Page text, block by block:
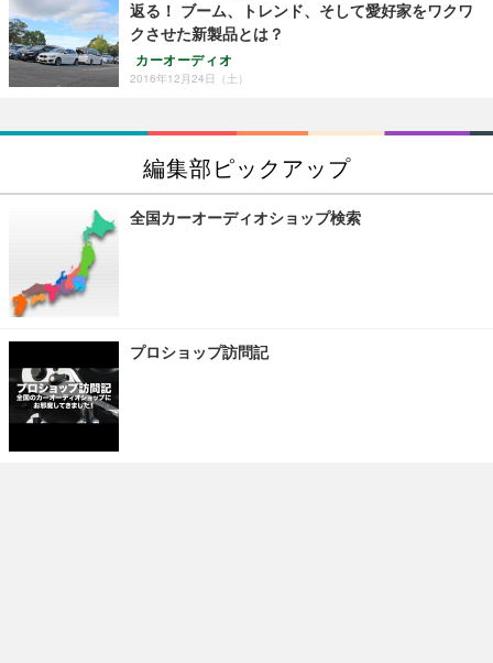
返る！ ブーム、トレンド、そして愛好家をワクワ
クさせた新製品とは？
カーオーディオ
2016年12月24日（土）
編集部ピックアップ
全国カーオーディオショップ検索
プロショップ訪問記